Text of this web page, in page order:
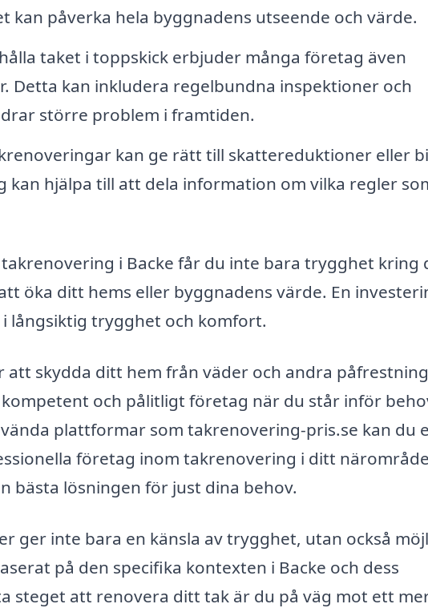
kan påverka hela byggnadens utseende och värde.
taket i toppskick erbjuder många företag även
Detta kan inkludera regelbundna inspektioner och
större problem i framtiden.
kan ge rätt till skattereduktioner eller
hjälpa till att dela information om vilka regler
i Backe får du inte bara trygghet kring
öka ditt hems eller byggnadens värde. En
långsiktig trygghet och komfort.
skydda ditt hem från väder och andra
och pålitligt företag när du står inför
plattformar som takrenovering-pris.se kan du
företag inom takrenovering i ditt
bästa lösningen för just dina behov.
ger inte bara en känsla av trygghet, utan också
på den specifika kontexten i Backe och dess
steget att renovera ditt tak är du på väg mot ett